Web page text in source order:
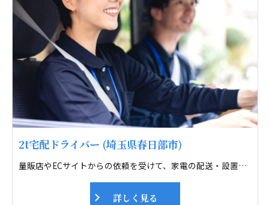
2t宅配ドライバー (埼玉県春日部市)
量販店やECサイトからの依頼を受けて、家電の配送・設置サービスを行ないます。 配送エリアは春日部市周辺。2人1組で1日12件ほど訪問します。 まずは1週間、先輩2人の仕事に同行して基本を学んだら、次は先輩と2人組に。 自分で設置や接客ができるようになるまで、半年～1年ほどを見込んでいます。 設置、接客が出来るようになったら大幅に給料アップですよ。 毎月、スキルアップや、安全対策の会議も行っています。
詳しく見る